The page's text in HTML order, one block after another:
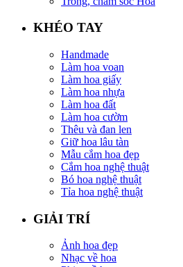
KHÉO TAY
Handmade
Làm hoa voan
Làm hoa giấy
Làm hoa nhựa
Làm hoa đất
Làm hoa cườm
Thêu và đan len
Giữ hoa lâu tàn
Mẫu cắm hoa đẹp
Cắm hoa nghệ thuật
Bó hoa nghệ thuật
Tỉa hoa nghệ thuật
GIẢI TRÍ
Ảnh hoa đẹp
Nhạc về hoa